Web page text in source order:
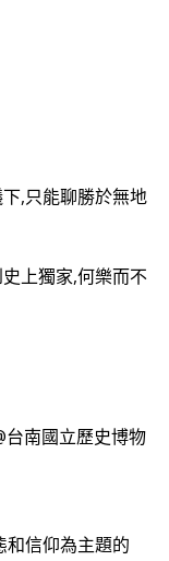
,只能聊勝於無地
上獨家,何樂而不
和信仰為主題的